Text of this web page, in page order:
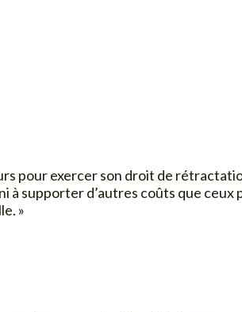
pour exercer son droit de
supporter d’autres coûts que
»